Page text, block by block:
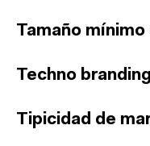
Tamaño
Techno branding
Tipicidad de